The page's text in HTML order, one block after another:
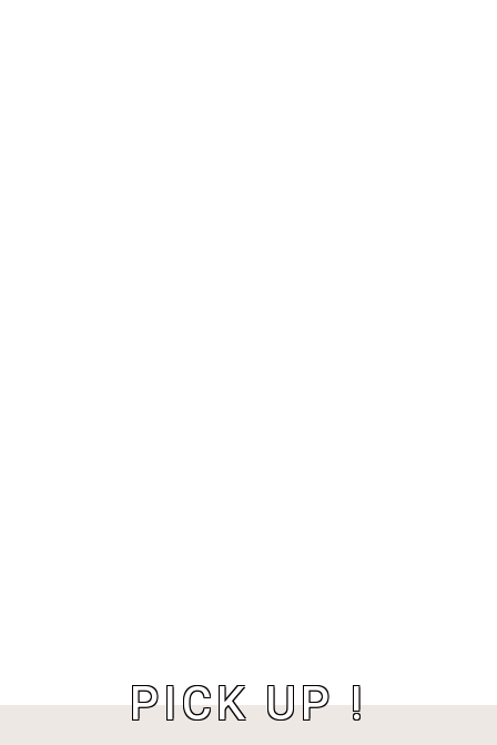
PICK UP !